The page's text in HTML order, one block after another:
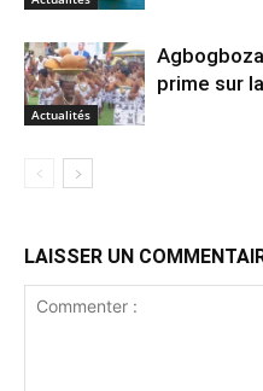
Actualités
prime sur
LAISSER UN